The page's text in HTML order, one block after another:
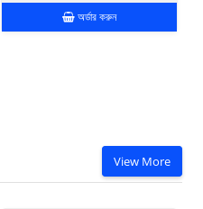
অর্ডার করুন
View More